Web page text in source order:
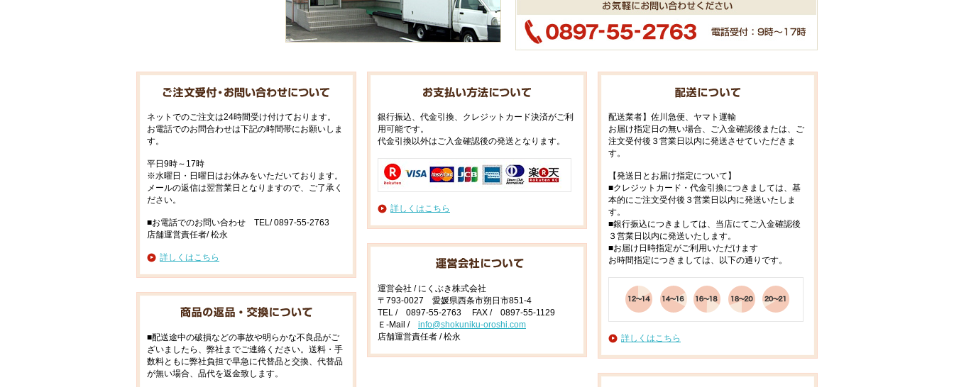
ネットでのご注文は24時間受け付けております。
お電話でのお問合わせは下記の時間帯にお願いしま
す。
平日9時～17時
※水曜日・日曜日はお休みをいただいております。
メールの返信は翌営業日となりますので、ご了承く
ださい。
■お電話でのお問い合わせ TEL/ 0897-55-2763
店舗運営責任者/ 松永
詳しくはこちら
■配送途中の破損などの事故や明らかな不良品がご
ざいましたら、弊社までご連絡ください。送料・手
数料ともに弊社負担で早急に代替品と交換、代替品
が無い場合、品代を返金致します。
銀行振込、代金引換、クレジットカード決済がご利
用可能です。
代金引換以外はご入金確認後の発送となります。
詳しくはこちら
運営会社 / にくぶき株式会社
〒793-0027 愛媛県西条市朔日市851-4
TEL / 0897-55-2763 FAX / 0897-55-1129
Ｅ-Mail / info@shokuniku-oroshi.com
店舗運営責任者 / 松永
配送業者】佐川急便、ヤマト運輸
お届け指定日の無い場合、ご入金確認後または、ご
注文受付後３営業日以内に発送させていただきま
す。
【発送日とお届け指定について】
■クレジットカード・代金引換につきましては、基
本的にご注文受付後３営業日以内に発送いたしま
す。
■銀行振込につきましては、当店にてご入金確認後
３営業日以内に発送いたします。
■お届け日時指定がご利用いただけます
お時間指定につきましては、以下の通りです。
詳しくはこちら